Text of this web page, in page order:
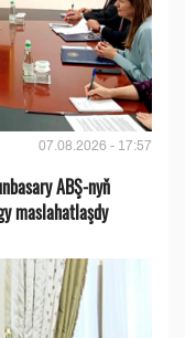
07.08.2026 - 17:57
ABŞ-nyň
maslahatlaşdy